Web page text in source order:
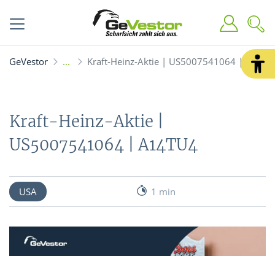
GeVestor Kraft-Heinz-Aktie | US5007541064 |
Kraft-Heinz-Aktie |
US5007541064 | A14TU4
USA 1 min